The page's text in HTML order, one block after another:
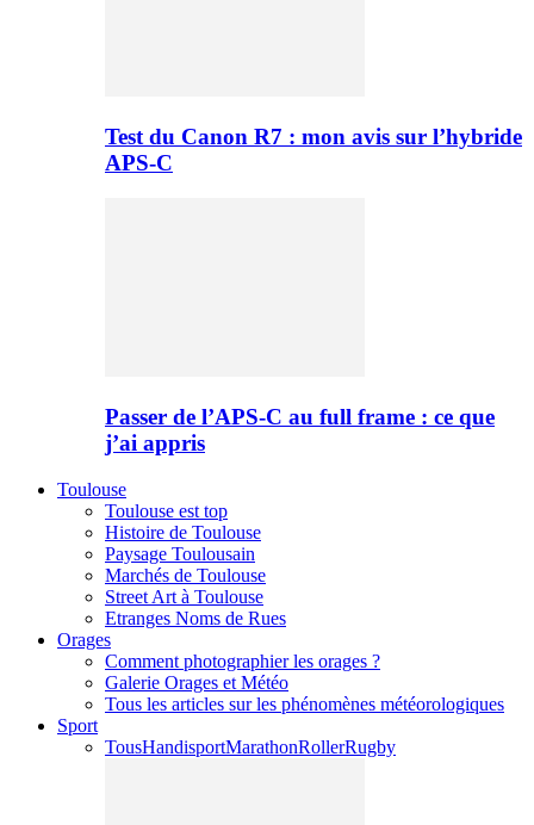
Test du Canon R7 : mon avis sur l’hybride
APS-C
Passer de l’APS-C au full frame : ce que
j’ai appris
Toulouse
Toulouse est top
Histoire de Toulouse
Paysage Toulousain
Marchés de Toulouse
Street Art à Toulouse
Etranges Noms de Rues
Orages
Comment photographier les orages ?
Galerie Orages et Météo
Tous les articles sur les phénomènes météorologiques
Sport
TousHandisportMarathonRollerRugby